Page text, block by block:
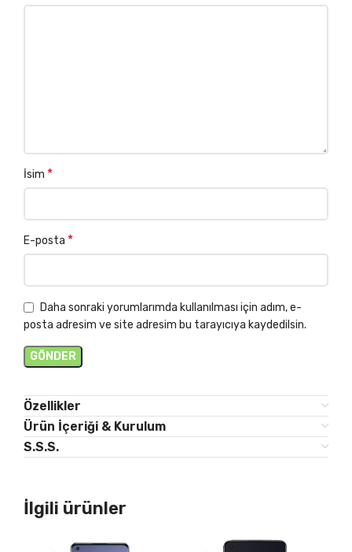
İsim *
E-posta *
Daha sonraki yorumlarımda kullanılması için adım, e-
posta adresim ve site adresim bu tarayıcıya kaydedilsin.
Özellikler
Ürün İçeriği & Kurulum
S.S.S.
İlgili ürünler